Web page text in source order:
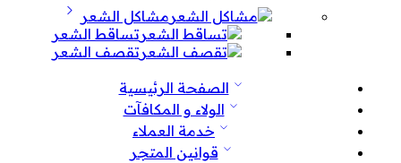
مشاكل الشعر
تساقط الشعر
تقصف الشعر
الصفحة الرئيسية
الولاء و المكافآت
خدمة العملاء
قوانين المتجر